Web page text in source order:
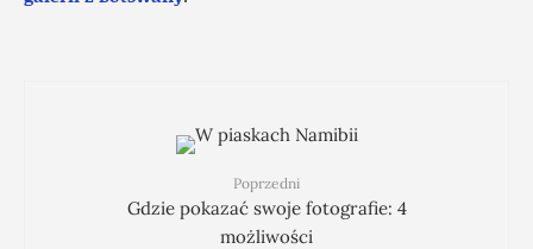
Poprzedni
Gdzie pokazać swoje fotografie: 4
możliwości